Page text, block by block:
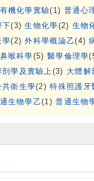
有機化學實驗(1) 普通心
下(3)生物化學(2) 生物
學(2)外科學概論乙(4)
喉科學(5) 醫學倫理學
剖學及實驗上(3) 大體解
共衛生學(2)特殊照護牙
生物學乙(1)普通生物